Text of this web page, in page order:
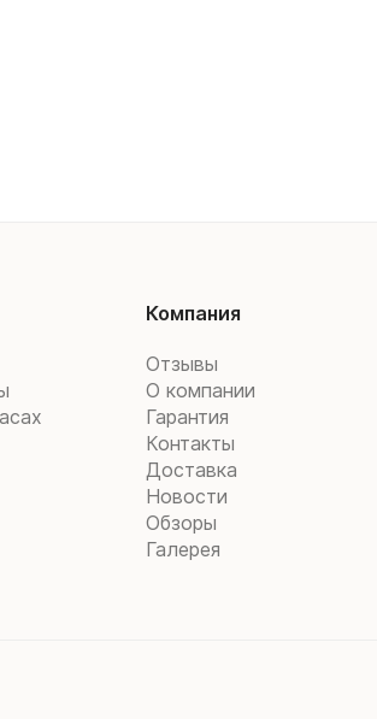
Компания
Отзывы
О компании
Гарантия
Контакты
Доставка
Новости
Обзоры
Галерея